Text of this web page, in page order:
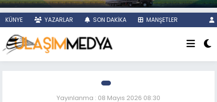
KÜNYE YAZARLAR SON DAKİKA MANŞETLER
Yayınlanma : 08 Mayıs 2026 08:30